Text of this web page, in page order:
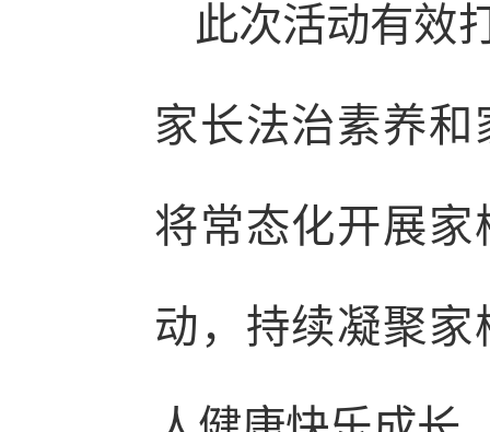
此次活动有效
家长法治素养
将常态化开展
动，持续凝聚